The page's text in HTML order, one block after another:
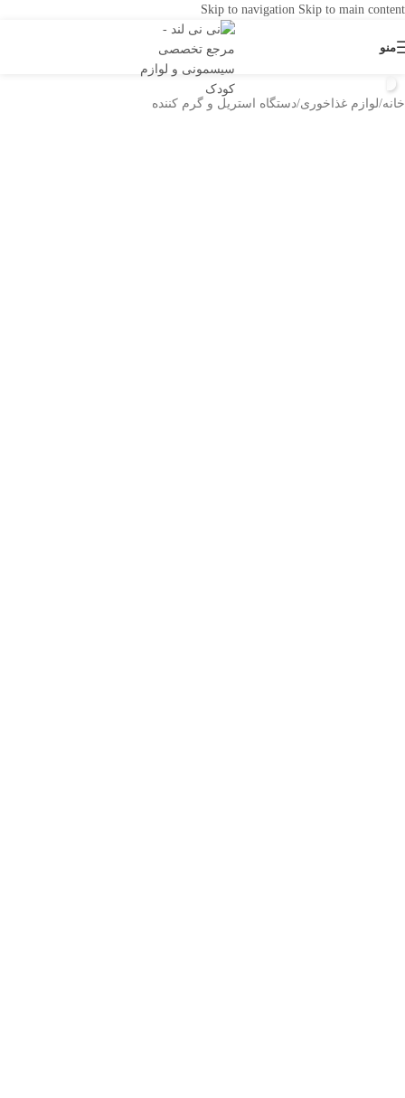
Skip to navigation Skip to main content
منو
خانه/لوازم غذاخوری/دستگاه استریل و گرم کننده